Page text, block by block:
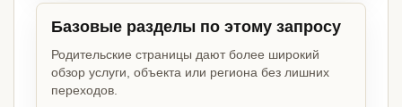
Базовые разделы по этому запросу
Родительские страницы дают более широкий
обзор услуги, объекта или региона без лишних
переходов.